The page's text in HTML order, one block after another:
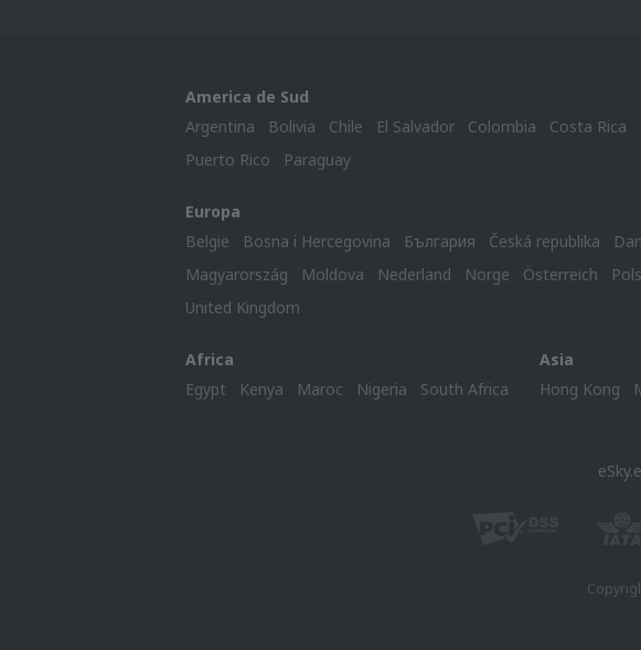
America de Sud
Argentina
Bolivia Chile El Salvador Colombia Costa Rica
Puerto Rico
Paraguay
Europa
België
Bosna i Hercegovina България Česká republika
Magyarország
Moldova Nederland Norge Österreich
United Kingdom
Africa
Egypt
Kenya Maroc Nigeria South Africa
Asia
Hong Kong